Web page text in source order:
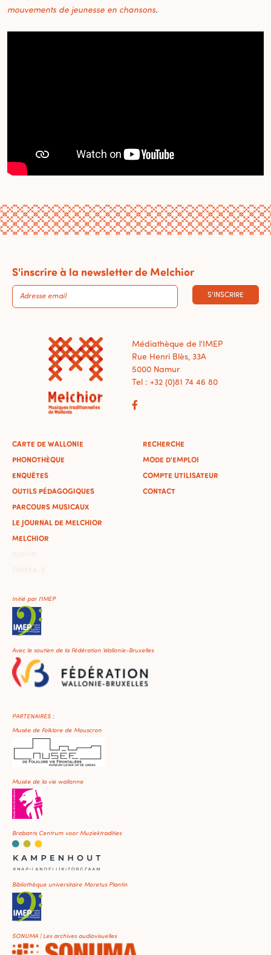
mouvements de jeunesse en chansons.
S'inscrire à la newsletter de Melchior
S'INSCRIRE
Médiathèque de l'IMEP
Rue Henri Blès, 33A
5000 Namur
Tel : +32 (0)81 74 46 80
CARTE DE WALLONIE
PHONOTHÈQUE
ENQUÊTES
OUTILS PÉDAGOGIQUES
PARCOURS MUSICAUX
LE JOURNAL DE MELCHIOR
MELCHIOR
RECHERCHE
MODE D'EMPLOI
COMPTE UTILISATEUR
CONTACT
Initié par l'IMEP
Avec le soutien de la Fédération Wallonie-Bruxelles
PARTENAIRES :
Musée de Folklore de Mouscron
Musée de la vie wallonne
Brabants Centrum voor Muziektradities
Bibliothèque universitaire Moretus Plantin
SONUMA | Les archives audiovisuelles